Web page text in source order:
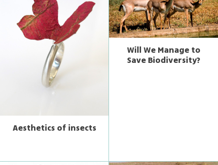
Aesthetics of insects
Will We Manage to
Save Biodiversity?